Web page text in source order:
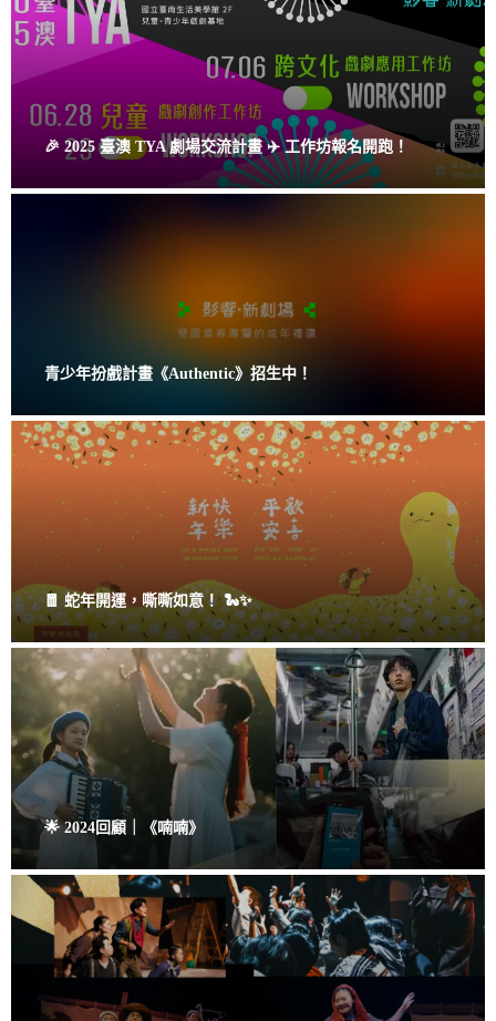
🎉 2025 臺澳 TYA 劇場交流計畫 ✈️ 工作坊報名開跑！
青少年扮戲計畫《Authentic》招生中！
🧧 蛇年開運，嘶嘶如意！ 🐍✨
🌟 2024回顧｜《喃喃》